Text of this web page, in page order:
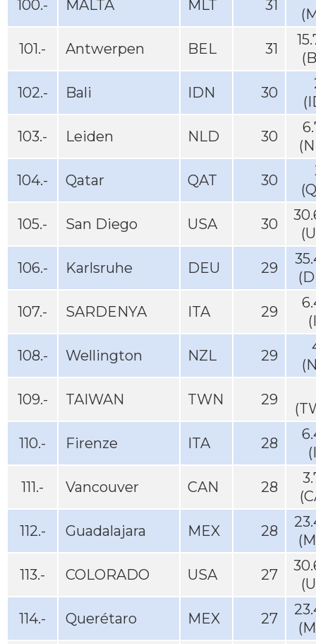
100.- MALTA MLT 31
101.- Antwerpen BEL 31
102.- Bali IDN 30
103.- Leiden NLD 30
104.- Qatar QAT 30
105.- San Diego USA 30
106.- Karlsruhe DEU 29
107.- SARDENYA ITA 29
108.- Wellington NZL 29
109.- TAIWAN TWN 29
110.- Firenze ITA 28
111.- Vancouver CAN 28
112.- Guadalajara MEX 28
113.- COLORADO USA 27
114.- Querétaro MEX 27